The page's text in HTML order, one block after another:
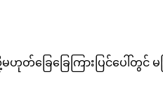
ြေခြေကြားပြင်ပေါ်တွင်